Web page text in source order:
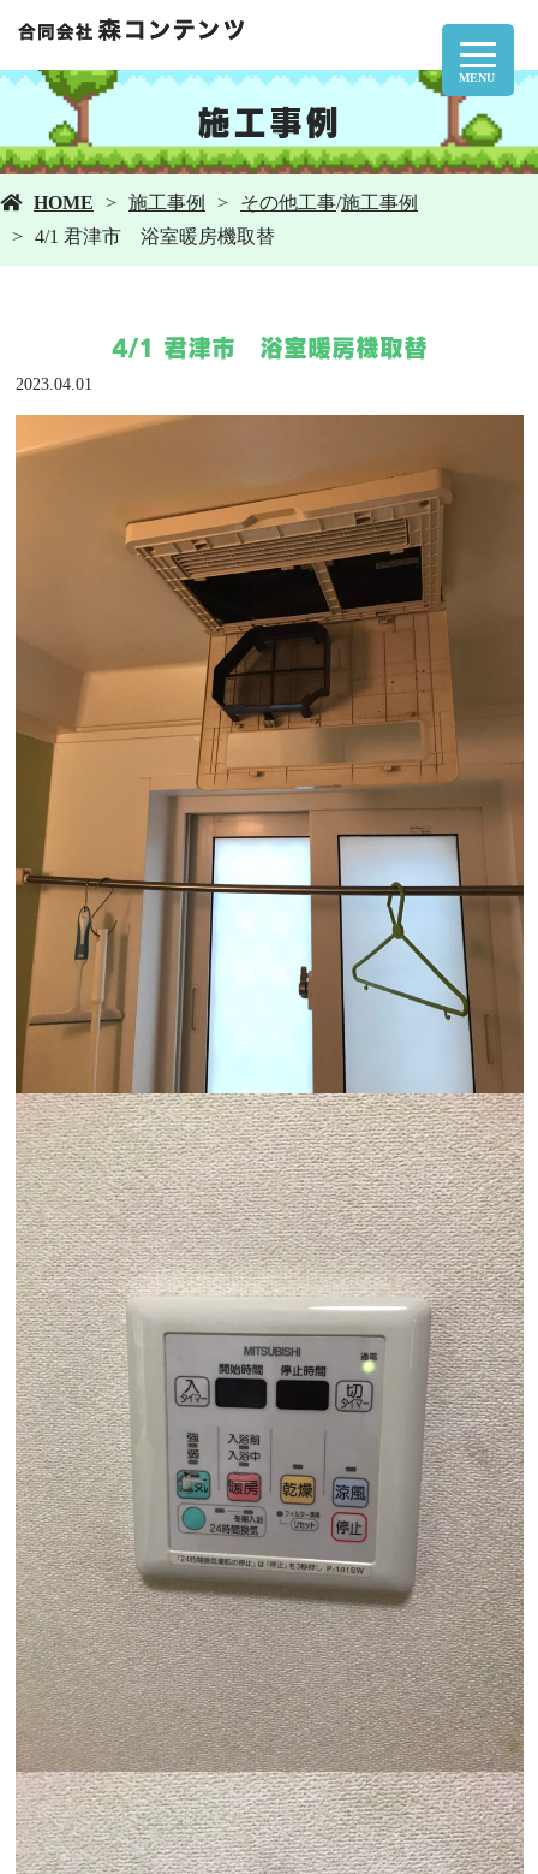
MENU
施工事例
HOME 施工事例 その他工事/施工事例
4/1 君津市 浴室暖房機取替
4/1 君津市 浴室暖房機取替
2023.04.01